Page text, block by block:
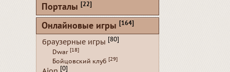
Порталы [22]
Онлайновые игры [164]
браузерные игры [80]
Dwar [18]
Бойцовский клуб [29]
[0]